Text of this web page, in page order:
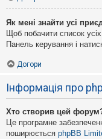
Як мені знайти усі
Щоб побачити список
Панель керування і
Догори
Інформація про
Хто створив цей
Це програмне
поширюється phpBB